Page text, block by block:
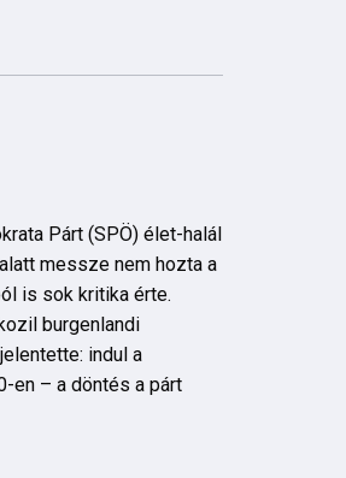
Párt (SPÖ) élet-halál
messze nem hozta a
is sok kritika érte.
burgenlandi
indul a
en – a döntés a párt